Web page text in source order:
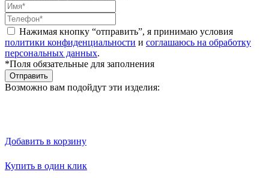
Нажимая кнопку “отправить”, я принимаю условия
политики конфиденциальности и соглашаюсь на обработку
персональных данных.
*Поля обязательные для заполнения
Отправить
Возможно вам подойдут эти изделия:
Добавить в корзину
Купить в один клик